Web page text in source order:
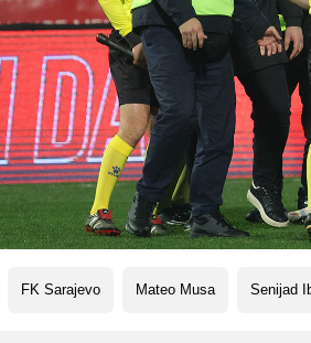
FK Sarajevo Mateo Musa Senijad